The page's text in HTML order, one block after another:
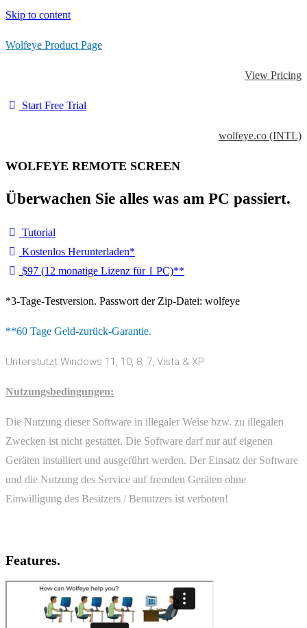
Skip to content
Wolfeye Product Page
View Pricing
Start Free Trial
wolfeye.co (INTL)
WOLFEYE REMOTE SCREEN
Überwachen Sie alles was am PC passiert.
Tutorial
Kostenlos Herunterladen*
$97 (12 monatige Lizenz für 1 PC)**
*3-Tage-Testversion. Passwort der Zip-Datei: wolfeye
**60 Tage Geld-zurück-Garantie.
Unterstützt Windows 11, 10, 8, 7, Vista & XP
Nutzungsbedingungen:
Die Nutzung dieser Software in illegaler Weise bzw. zu illegalen
Zwecken ist nicht gestattet. Die Software darf nur auf eigenen
Geräten installiert und ausgeführt werden. Der Einsatz der Software
und die Nutzung des Service auf fremden Geräten ohne
Einwilligung des Besitzers / Benutzers ist verboten!
Features.